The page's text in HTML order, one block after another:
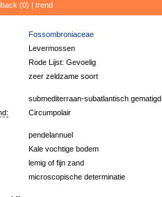
(0) | trend
Fossombroniaceae
Levermossen
Rode Lijst: Gevoelig
zeer zeldzame soort
submediterraan-subatlantisch gematigd
Circumpolair
pendelannuel
Kale vochtige bodem
lemig of fijn zand
microscopische determinatie